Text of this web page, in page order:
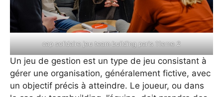
cap solidaire jeu team building paris 11eme 2
Un jeu de gestion est un type de jeu consistant à
gérer une organisation, généralement fictive, avec
un objectif précis à atteindre. Le joueur, ou dans